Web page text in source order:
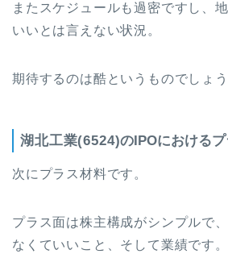
またスケジュールも過密ですし、
いいとは言えない状況。
期待するのは酷というものでしょう
湖北工業(6524)のIPOにおける
次にプラス材料です。
プラス面は株主構成がシンプルで
なくていいこと、そして業績です。